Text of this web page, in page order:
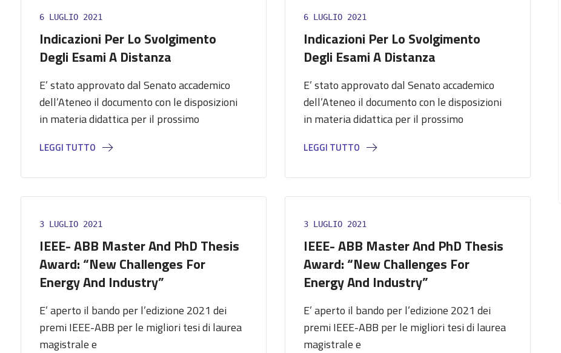
6 LUGLIO 2021
Indicazioni Per Lo Svolgimento
Degli Esami A Distanza
E’ stato approvato dal Senato accademico
dell’Ateneo il documento con le disposizioni
in materia didattica per il prossimo
LEGGI TUTTO
6 LUGLIO 2021
Indicazioni Per Lo Svolgimento
Degli Esami A Distanza
E’ stato approvato dal Senato accademico
dell’Ateneo il documento con le disposizioni
in materia didattica per il prossimo
LEGGI TUTTO
3 LUGLIO 2021
IEEE- ABB Master And PhD Thesis
Award: “New Challenges For
Energy And Industry”
E’ aperto il bando per l’edizione 2021 dei
premi IEEE-ABB per le migliori tesi di laurea
magistrale e
3 LUGLIO 2021
IEEE- ABB Master And PhD Thesis
Award: “New Challenges For
Energy And Industry”
E’ aperto il bando per l’edizione 2021 dei
premi IEEE-ABB per le migliori tesi di laurea
magistrale e